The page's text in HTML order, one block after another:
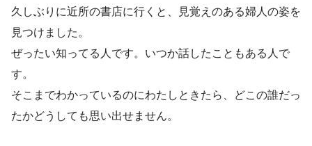
久しぶりに近所の書店に行くと、見覚えのある婦人の姿を
見つけました。
ぜったい知ってる人です。いつか話したこともある人で
す。
そこまでわかっているのにわたしときたら、どこの誰だっ
たかどうしても思い出せません。